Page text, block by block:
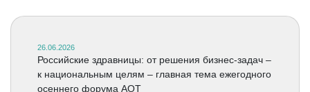
26.06.2026
Российские здравницы: от решения бизнес-задач –
к национальным целям – главная тема ежегодного
осеннего форума АОТ